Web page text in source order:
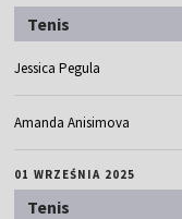
Tenis
Jessica Pegula
Amanda Anisimova
01 WRZEŚNIA 2025
Tenis